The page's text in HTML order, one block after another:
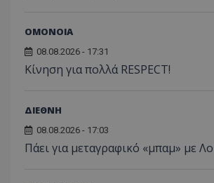
ΟΜΟΝΟΙΑ
08.08.2026 - 17:31
Κίνηση για πολλά RESPECT!
ΔΙΕΘΝΗ
08.08.2026 - 17:03
Πάει για μεταγραφικό «μπαμ» με